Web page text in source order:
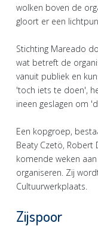
wolken boven de
gloort er een
Stichting Mareado
wat betreft de
vanuit publiek en
'toch iets te doen',
ineen geslagen om
Een kopgroep,
Beaty Czetö, Robert
komende weken
organiseren. Zij
Cultuurwerkplaats.
Zijspoor